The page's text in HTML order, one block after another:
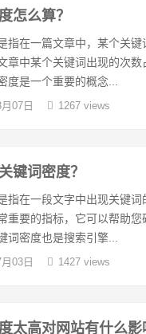
怎么算？
指在一篇文章中，某个关
章中某个关键词出现的次
度是一个重要的概念...
07日 1267 views
键词密度？
指在一段文字中出现关键
重要的指标，它可以帮助
词密度也是搜索引擎...
03日 1427 views
太高对网站有什么影